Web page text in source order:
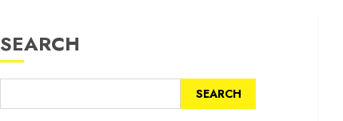
SEARCH
SEARCH